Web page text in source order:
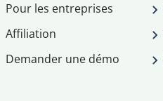
Pour les entreprises
Affiliation
Demander une démo